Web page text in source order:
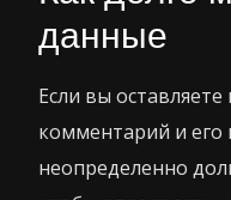
данные
Если вы
комментарий и его
неопределенно